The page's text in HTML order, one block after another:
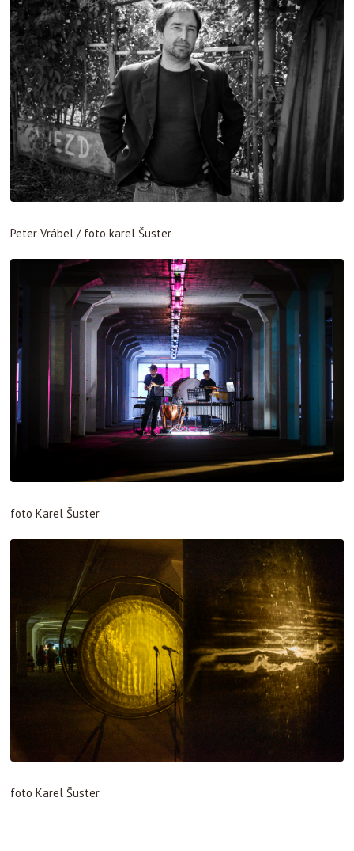
Peter Vrábel / foto karel Šuster
foto Karel Šuster
foto Karel Šuster